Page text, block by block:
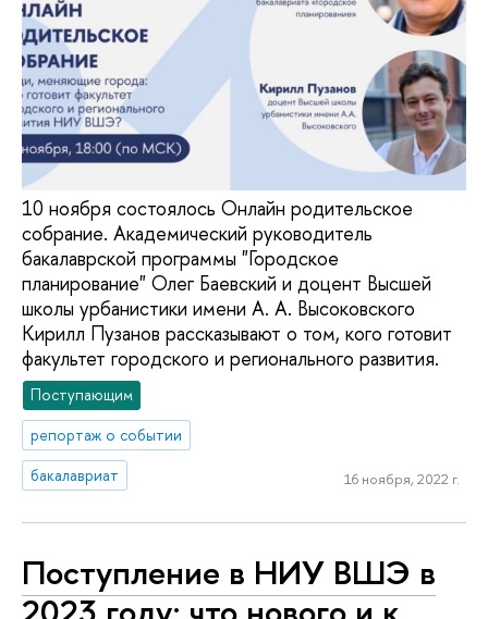
10 ноября состоялось Онлайн родительское
собрание. Академический руководитель
бакалаврской программы "Городское
планирование" Олег Баевский и доцент Высшей
школы урбанистики имени А. А. Высоковского
Кирилл Пузанов рассказывают о том, кого готовит
факультет городского и регионального развития.
Поступающим
репортаж о событии
бакалавриат
16 ноября, 2022 г.
Поступление в НИУ ВШЭ в